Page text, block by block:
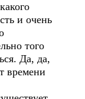
и очень
того
Да, да,
времени